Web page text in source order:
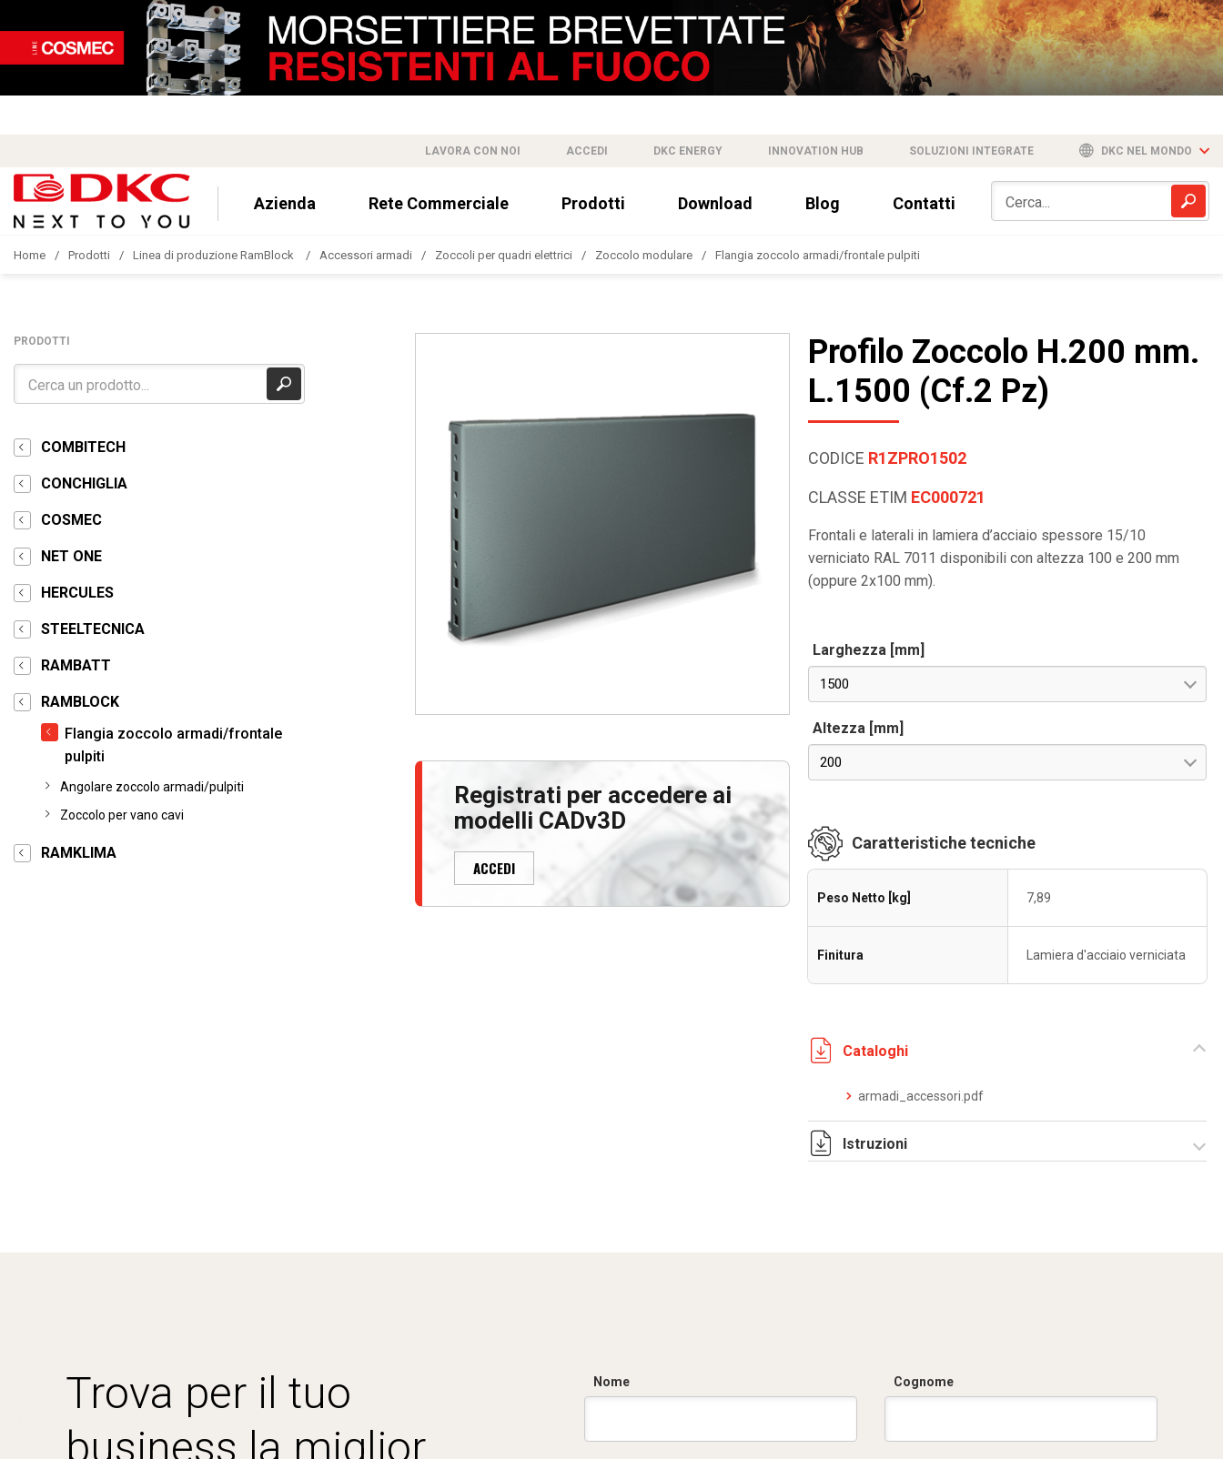
LAVORA CON NOI ACCEDI DKC ENERGY INNOVATION HUB SOLUZIONI INTEGRATE DKC NEL MONDO
Azienda Rete Commerciale Prodotti Download Blog Contatti
Home Prodotti Linea di produzione RamBlock Accessori armadi Zoccoli per quadri elettrici Zoccolo modulare Flangia zoccolo armadi/frontale pulpiti
PRODOTTI
COMBITECH
CONCHIGLIA
COSMEC
NET ONE
HERCULES
STEELTECNICA
RAMBATT
RAMBLOCK
Flangia zoccolo armadi/frontale
pulpiti
Angolare zoccolo armadi/pulpiti
Zoccolo per vano cavi
RAMKLIMA
Registrati per accedere ai
modelli CADv3D
ACCEDI
Profilo Zoccolo H.200 mm.
L.1500 (Cf.2 Pz)
CODICE R1ZPRO1502
CLASSE ETIM EC000721
Frontali e laterali in lamiera d’acciaio spessore 15/10
verniciato RAL 7011 disponibili con altezza 100 e 200 mm
(oppure 2x100 mm).
Larghezza [mm]
1500
Altezza [mm]
200
Caratteristiche tecniche
Peso Netto [kg] 7,89
Finitura Lamiera d'acciaio verniciata
Cataloghi
armadi_accessori.pdf
Istruzioni
Trova per il tuo
business la miglior
Nome Cognome